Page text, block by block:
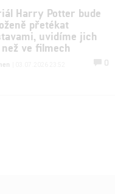
Harry Potter bude
přetékat
uvidíme jich
ve filmech
0